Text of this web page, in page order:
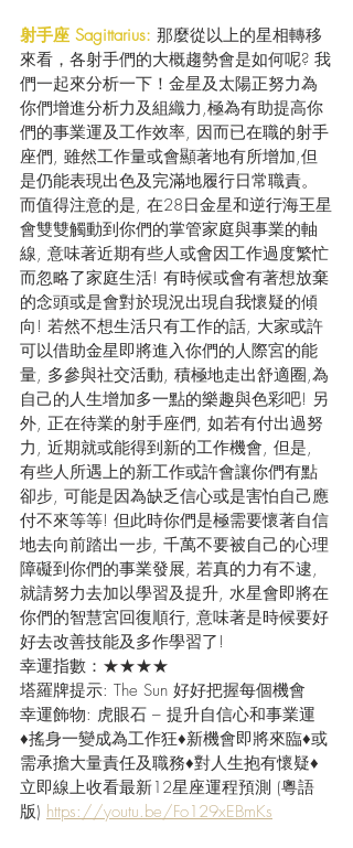
射手座 Sagittarius: 那麼從以上的星相轉移
來看，各射手們的大概趨勢會是如何呢? 我
們一起來分析一下！金星及太陽正努力為
你們增進分析力及組織力,極為有助提高你
們的事業運及工作效率, 因而已在職的射手
座們, 雖然工作量或會顯著地有所增加,但
是仍能表現出色及完滿地履行日常職責。
而值得注意的是, 在28日金星和逆行海王星
會雙雙觸動到你們的掌管家庭與事業的軸
線, 意味著近期有些人或會因工作過度繁忙
而忽略了家庭生活! 有時候或會有著想放棄
的念頭或是會對於現況出現自我懷疑的傾
向! 若然不想生活只有工作的話, 大家或許
可以借助金星即將進入你們的人際宮的能
量, 多參與社交活動, 積極地走出舒適圈,為
自己的人生增加多一點的樂趣與色彩吧! 另
外, 正在待業的射手座們, 如若有付出過努
力, 近期就或能得到新的工作機會, 但是,
有些人所遇上的新工作或許會讓你們有點
卻步, 可能是因為缺乏信心或是害怕自己應
付不來等等! 但此時你們是極需要懷著自信
地去向前踏出一步, 千萬不要被自己的心理
障礙到你們的事業發展, 若真的力有不逮,
就請努力去加以學習及提升, 水星會即將在
你們的智慧宮回復順行, 意味著是時候要好
好去改善技能及多作學習了!
幸運指數：★★★★
塔羅牌提示: The Sun 好好把握每個機會
幸運飾物: 虎眼石 – 提升自信心和事業運
♦搖身一變成為工作狂♦新機會即將來臨♦或
需承擔大量責任及職務♦對人生抱有懷疑♦
立即線上收看最新12星座運程預測 (粵語
版) https://youtu.be/Fo129xEBmKs